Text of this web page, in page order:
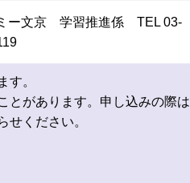
ー文京 学習推進係 TEL 03-
す。
とがあります。申し込みの際は
せください。